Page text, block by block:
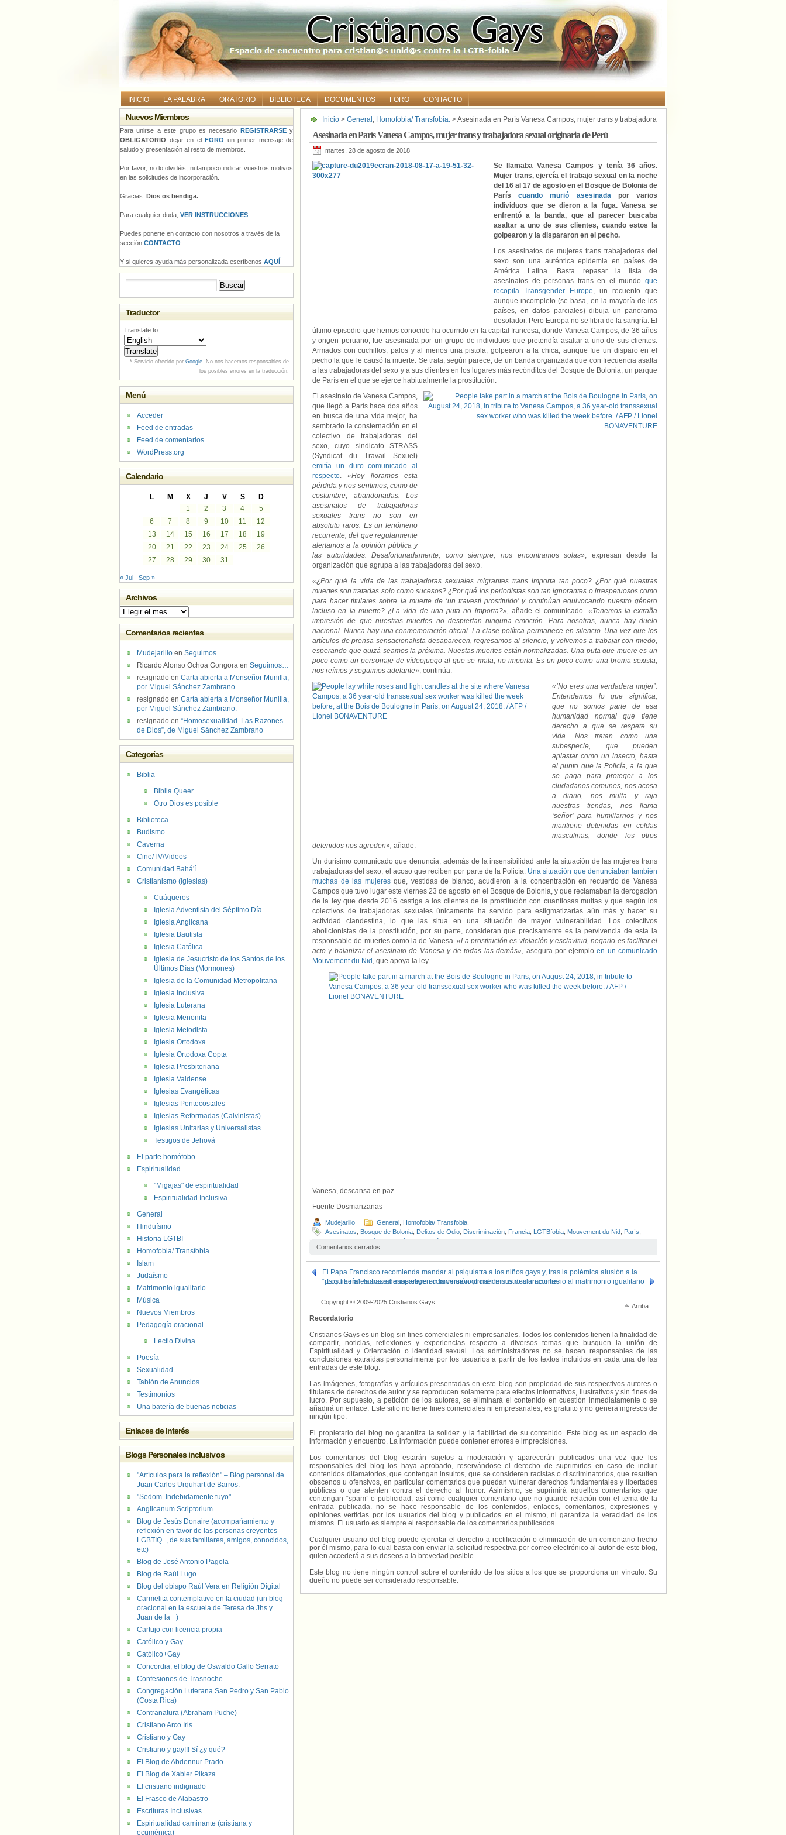
INICIO LA PALABRA ORATORIO BIBLIOTECA DOCUMENTOS FORO CONTACTO
Inicio > General , Homofobia/ Transfobia. > Asesinada en París Vanesa Campos, mujer trans y trabajadora
Asesinada en París Vanesa Campos, mujer trans y trabajadora sexual originaria de Perú
martes, 28 de agosto de 2018
Se llamaba Vanesa Campos y tenía 36 años.
Mujer trans, ejercía el trabajo sexual en la noche
del 16 al 17 de agosto en el Bosque de Bolonia de
Paríscuando murió asesinadapor varios
individuos que se dieron a la fuga. Vanesa se
enfrentó a la banda, que al parecer buscaba
asaltar a uno de sus clientes, cuando estos la
golpearon y la dispararon en el pecho.
Los asesinatos de mujeres trans trabajadoras del
sexo son una auténtica epidemia en países de
América Latina. Basta repasar la lista de
asesinatos de personas trans en el mundo que
recopila Transgender Europe, un recuento que
aunque incompleto (se basa, en la mayoría de los
países, en datos parciales) dibuja un panorama
desolador. Pero Europa no se libra de la sangría. El
último episodio que hemos conocido ha ocurrido en la capital francesa, donde Vanesa Campos, de 36 años
y origen peruano, fue asesinada por un grupo de individuos que pretendía asaltar a uno de sus clientes.
Armados con cuchillos, palos y al menos una pistola, golpearon a la chica, aunque fue un disparo en el
pecho la que le causó la muerte. Se trata, según parece, de un banda organizada que con frecuencia asalta
a las trabajadoras del sexo y a sus clientes en los lugares más recónditos del Bosque de Bolonia, un parque
de París en el que se ejerce habitualmente la prostitución.
El asesinato de Vanesa Campos,
que llegó a París hace dos años
en busca de una vida mejor, ha
sembrado la consternación en el
colectivo de trabajadoras del
sexo, cuyo sindicato STRASS
(Syndicat du Travail Sexuel)
emitía un duro comunicado al
respecto.«Hoy lloramos esta
pérdida y nos sentimos, como de
costumbre, abandonadas. Los
asesinatos de trabajadoras
sexuales trans no son en
absoluto raros. Es un fenómeno
recurrente, del que regularmente
alertamos a la opinión pública y
las autoridades. Desafortunadamente, como siempre, nos encontramos solas», expresan desde la
organización que agrupa a las trabajadoras del sexo.
«¿Por qué la vida de las trabajadoras sexuales migrantes trans importa tan poco? ¿Por qué nuestras
muertes son tratadas solo como sucesos? ¿Por qué los periodistas son tan ignorantes o irrespetuosos como
para hacer titulares sobre la muerte de ‘un travesti prostituido’ y continúan equivocando nuestro género
incluso en la muerte? ¿La vida de una puta no importa?», añade el comunicado. «Tenemos la extraña
impresión de que nuestras muertes no despiertan ninguna emoción. Para nosotras, nunca hay duelo
nacional. Nunca hay una conmemoración oficial. La clase política permanece en silencio. Una vez que los
artículos de prensa sensacionalista desaparecen, regresamos al silencio, y volvemos a trabajar con miedo,
esperando que quizá seamos la próxima. Nuestas muertes están normalizadas. Una puta que muere es un
poco como un personaje de vídeojuego al que se mata, no importa. Es un poco como una broma sexista,
nos reímos y seguimos adelante», continúa.
«’No eres una verdadera mujer’.
Entendemos lo que significa,
que no somos parte de esa
humanidad normal que tiene
derecho a que se respete su
vida. Nos tratan como una
subespecie, que pueden
aplastar como un insecto, hasta
el punto que la Policía, a la que
se paga para proteger a los
ciudadanos comunes, nos acosa
a diario, nos multa y raja
nuestras tiendas, nos llama
‘señor’ para humillarnos y nos
mantiene detenidas en celdas
masculinas, donde los otros
detenidos nos agreden», añade.
Un durísimo comunicado que denuncia, además de la insensibilidad ante la situación de las mujeres trans
trabajadoras del sexo, el acoso que reciben por parte de la Policía. Una situación que denunciaban también
muchas de las mujeresque, vestidas de blanco, acudieron a la concentración en recuerdo de Vanesa
Campos que tuvo lugar este viernes 23 de agosto en el Bosque de Bolonia, y que reclamaban la derogación
de la ley que desde 2016 castiga a los clientes de la prostitución con cuantiosas multas y que según los
colectivos de trabajadoras sexuales únicamente ha servido para estigmatizarlas aún más y hacer su
actividad clandestina, lo que las situa en una situación de mayor vulnerabilidad. Los colectivos
abolicionistas de la prostitución, por su parte, consideran que precisamente es la pervivencia de esta la
responsable de muertes como la de Vanesa. «La prostitución es violación y esclavitud, negarlo es facilitar el
acto y balanizar el asesinato de Vanesa y de todas las demás», asegura por ejemploen un comunicado
Mouvement du Nid , que apoya la ley.
Vanesa, descansa en paz.
Fuente Dosmanzanas
Mudejarillo General Homofobia/ Transfobia.
Asesinatos
Bosque de Bolonia Delitos de Odio Discriminación Francia LGTBfobia Mouvement du Nid París
Personas transgénero
Perú Prostitución STRASS (Syndicat du Travail Sexuel) Trabajo sexual Transexualidad
Transfobia,Transgender Europe
Comentarios cerrados.
El Papa Francisco recomienda mandar al psiquiatra a los niños gays y, tras la polémica alusión a la
“psiquiatría”, la frase desaparece en la versión oficial de sus declaraciones
Los liberales australianos eligen como nuevo primer ministro a un contrario al matrimonio igualitario
Arriba
Copyright © 2009-2025 Cristianos Gays
Recordatorio
Cristianos Gays es un blog sin fines comerciales ni empresariales. Todos los contenidos tienen la finalidad de
compartir, noticias, reflexiones y experiencias respecto a diversos temas que busquen la unión de
Espiritualidad y Orientación o identidad sexual. Los administradores no se hacen responsables de las
conclusiones extraídas personalmente por los usuarios a partir de los textos incluidos en cada una de las
entradas de este blog.
Las imágenes, fotografías y artículos presentadas en este blog son propiedad de sus respectivos autores o
titulares de derechos de autor y se reproducen solamente para efectos informativos, ilustrativos y sin fines de
lucro. Por supuesto, a petición de los autores, se eliminará el contenido en cuestión inmediatamente o se
añadirá un enlace. Este sitio no tiene fines comerciales ni empresariales, es gratuito y no genera ingresos de
ningún tipo.
El propietario del blog no garantiza la solidez y la fiabilidad de su contenido. Este blog es un espacio de
información y encuentro. La información puede contener errores e imprecisiones.
Los comentarios del blog estarán sujetos a moderación y aparecerán publicados una vez que los
responsables del blog los haya aprobado, reservándose el derecho de suprimirlos en caso de incluir
contenidos difamatorios, que contengan insultos, que se consideren racistas o discriminatorios, que resulten
obscenos u ofensivos, en particular comentarios que puedan vulnerar derechos fundamentales y libertades
públicas o que atenten contra el derecho al honor. Asimismo, se suprimirá aquellos comentarios que
contengan “spam” o publicidad, así como cualquier comentario que no guarde relación con el tema de la
entrada publicada. no se hace responsable de los contenidos, enlaces, comentarios, expresiones y
opiniones vertidas por los usuarios del blog y publicados en el mismo, ni garantiza la veracidad de los
mismos. El usuario es siempre el responsable de los comentarios publicados.
Cualquier usuario del blog puede ejercitar el derecho a rectificación o eliminación de un comentario hecho
por él mismo, para lo cual basta con enviar la solicitud respectiva por correo electrónico al autor de este blog,
quien accederá a sus deseos a la brevedad posible.
Este blog no tiene ningún control sobre el contenido de los sitios a los que se proporciona un vínculo. Su
dueño no puede ser considerado responsable.
Nuevos Miembros
Para unirse a este grupo es necesario REGISTRARSEy
OBLIGATORIO dejar en el FORO un primer mensaje de
saludo y presentación al resto de miembros.
Por favor, no lo olvidéis, ni tampoco indicar vuestros motivos
en las solicitudes de incorporación.
Gracias. Dios os bendiga.
Para cualquier duda, VER INSTRUCCIONES
Puedes ponerte en contacto con nosotros a través de la
sección CONTACTO
Y si quieres ayuda más personalizada escríbenos AQUÍ
Traductor
Translate to:
* Servicio ofrecido por Google. No nos hacemos responsables de
los posibles errores en la traducción.
Menú
Acceder
Feed de entradas
Feed de comentarios
WordPress.org
Calendario
L M X J V S
D
1
2 3 4
5
6
7 8 9 10 11
12
13
14 15 16 17 18
19
20
21 22 23 24 25
26
27
28 29 30 31
« Jul Sep »
Archivos
Archivos
Comentarios recientes
Mudejarillo en Seguimos…
Ricardo Alonso Ochoa Gongora en Seguimos…
resignado en Carta abierta a Monseñor Munilla,
por Miguel Sánchez Zambrano.
resignado en Carta abierta a Monseñor Munilla,
por Miguel Sánchez Zambrano.
resignado en “Homosexualidad. Las Razones
de Dios”, de Miguel Sánchez Zambrano
Categorías
Biblia
Biblia Queer
Otro Dios es posible
Biblioteca
Budismo
Caverna
Cine/TV/Videos
Comunidad Bahá'í
Cristianismo (Iglesias)
Cuáqueros
Iglesia Adventista del Séptimo Día
Iglesia Anglicana
Iglesia Bautista
Iglesia Católica
Iglesia de Jesucristo de los Santos de los
Últimos Días (Mormones)
Iglesia de la Comunidad Metropolitana
Iglesia Inclusiva
Iglesia Luterana
Iglesia Menonita
Iglesia Metodista
Iglesia Ortodoxa
Iglesia Ortodoxa Copta
Iglesia Presbiteriana
Iglesia Valdense
Iglesias Evangélicas
Iglesias Pentecostales
Iglesias Reformadas (Calvinistas)
Iglesias Unitarias y Universalistas
Testigos de Jehová
El parte homófobo
Espiritualidad
"Migajas" de espiritualidad
Espiritualidad Inclusiva
General
Hinduísmo
Historia LGTBI
Homofobia/ Transfobia.
Islam
Judaísmo
Matrimonio igualitario
Música
Nuevos Miembros
Pedagogía oracional
Lectio Divina
Poesía
Sexualidad
Tablón de Anuncios
Testimonios
Una batería de buenas noticias
Enlaces de Interés
Blogs Personales inclusivos
"Artículos para la reflexión" – Blog personal de
Juan Carlos Urquhart de Barros.
"Sedom. Indebidamente tuyo"
Anglicanum Scriptorium
Blog de Jesús Donaire (acompañamiento y
reflexión en favor de las personas creyentes
LGBTIQ+, de sus familiares, amigos, conocidos,
etc)
Blog de José Antonio Pagola
Blog de Raúl Lugo
Blog del obispo Raúl Vera en Religión Digital
Carmelita contemplativo en la ciudad (un blog
oracional en la escuela de Teresa de Jhs y
Juan de la +)
Cartujo con licencia propia
Católico y Gay
Católico+Gay
Concordia, el blog de Oswaldo Gallo Serrato
Confesiones de Trasnoche
Congregación Luterana San Pedro y San Pablo
(Costa Rica)
Contranatura (Abraham Puche)
Cristiano Arco Iris
Cristiano y Gay
Cristiano y gay!!! Sí ¿y qué?
El Blog de Abdennur Prado
El Blog de Xabier Pikaza
El cristiano indignado
El Frasco de Alabastro
Escrituras Inclusivas
Espiritualidad caminante (cristiana y
ecuménica)